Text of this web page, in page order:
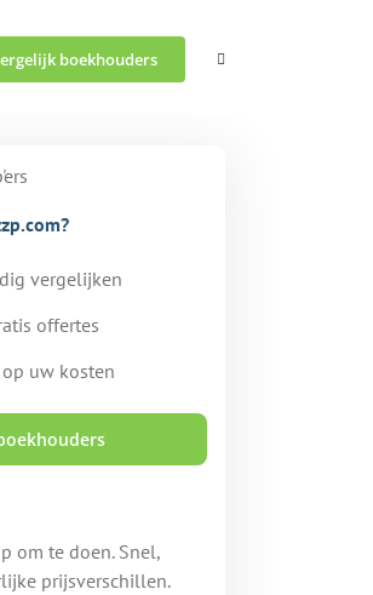
boekhouders
vergelijken
offertes
uw kosten
om te doen. Snel,
prijsverschillen.